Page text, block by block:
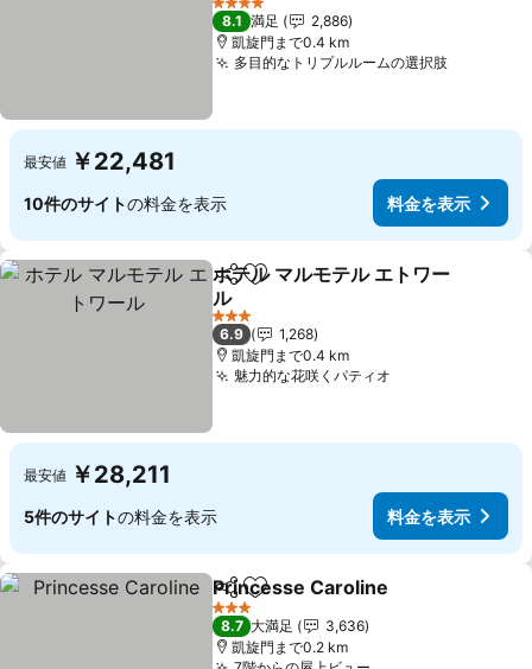
4 ホテルのランク
8.1 満足
2,886
凱旋門まで0.4 km
多目的なトリプルルームの選択肢
最安値 ￥22,481
10件のサイトの料金を表示 料金を表示
シェアお気に入りに追加
ホテル マルモテル エトワー
ル
3 ホテルのランク
6.9
1,268
凱旋門まで0.4 km
魅力的な花咲くパティオ
最安値 ￥28,211
5件のサイトの料金を表示 料金を表示
シェアお気に入りに追加
Princesse Caroline
3 ホテルのランク
8.7 大満足
3,636
凱旋門まで0.2 km